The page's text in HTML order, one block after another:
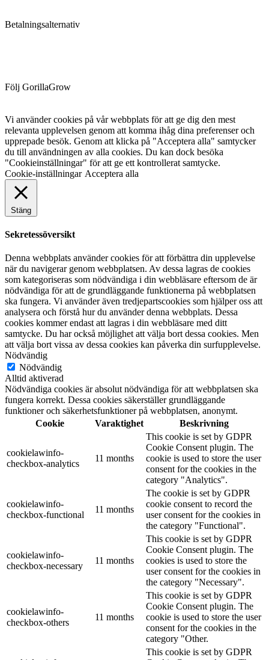
Betalningsalternativ
Följ GorillaGrow
Vi använder cookies på vår webbplats för att ge dig den mest
relevanta upplevelsen genom att komma ihåg dina preferenser och
upprepade besök. Genom att klicka på "Acceptera alla" samtycker
du till användningen av alla cookies. Du kan dock besöka
"Cookieinställningar" för att ge ett kontrollerat samtycke.
Cookie-inställningar Acceptera alla
Stäng
Sekretessöversikt
Denna webbplats använder cookies för att förbättra din upplevelse
när du navigerar genom webbplatsen. Av dessa lagras de cookies
som kategoriseras som nödvändiga i din webbläsare eftersom de är
nödvändiga för att de grundläggande funktionerna på webbplatsen
ska fungera. Vi använder även tredjepartscookies som hjälper oss att
analysera och förstå hur du använder denna webbplats. Dessa
cookies kommer endast att lagras i din webbläsare med ditt
samtycke. Du har också möjlighet att välja bort dessa cookies. Men
att välja bort vissa av dessa cookies kan påverka din surfupplevelse.
Nödvändig
Nödvändig
Alltid aktiverad
Nödvändiga cookies är absolut nödvändiga för att webbplatsen ska
fungera korrekt. Dessa cookies säkerställer grundläggande
funktioner och säkerhetsfunktioner på webbplatsen, anonymt.
Cookie
Varaktighet Beskrivning
cookielawinfo-
checkbox-analytics
11 months
This cookie is set by GDPR
Cookie Consent plugin. The
cookie is used to store the user
consent for the cookies in the
category "Analytics".
cookielawinfo-
checkbox-functional
11 months
The cookie is set by GDPR
cookie consent to record the
user consent for the cookies in
the category "Functional".
cookielawinfo-
checkbox-necessary
11 months
This cookie is set by GDPR
Cookie Consent plugin. The
cookies is used to store the
user consent for the cookies in
the category "Necessary".
cookielawinfo-
checkbox-others
11 months
This cookie is set by GDPR
Cookie Consent plugin. The
cookie is used to store the user
consent for the cookies in the
category "Other.
This cookie is set by GDPR